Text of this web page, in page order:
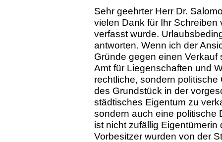
Sehr geehrter Herr Dr.
vielen Dank für Ihr
verfasst wurde.
antworten. Wenn ich der
Gründe gegen einen
Amt für Liegenschaften und
rechtliche, sondern
des Grundstück in der
städtisches Eigentum zu
sondern auch eine politische
ist nicht zufällig
Vorbesitzer wurden von der